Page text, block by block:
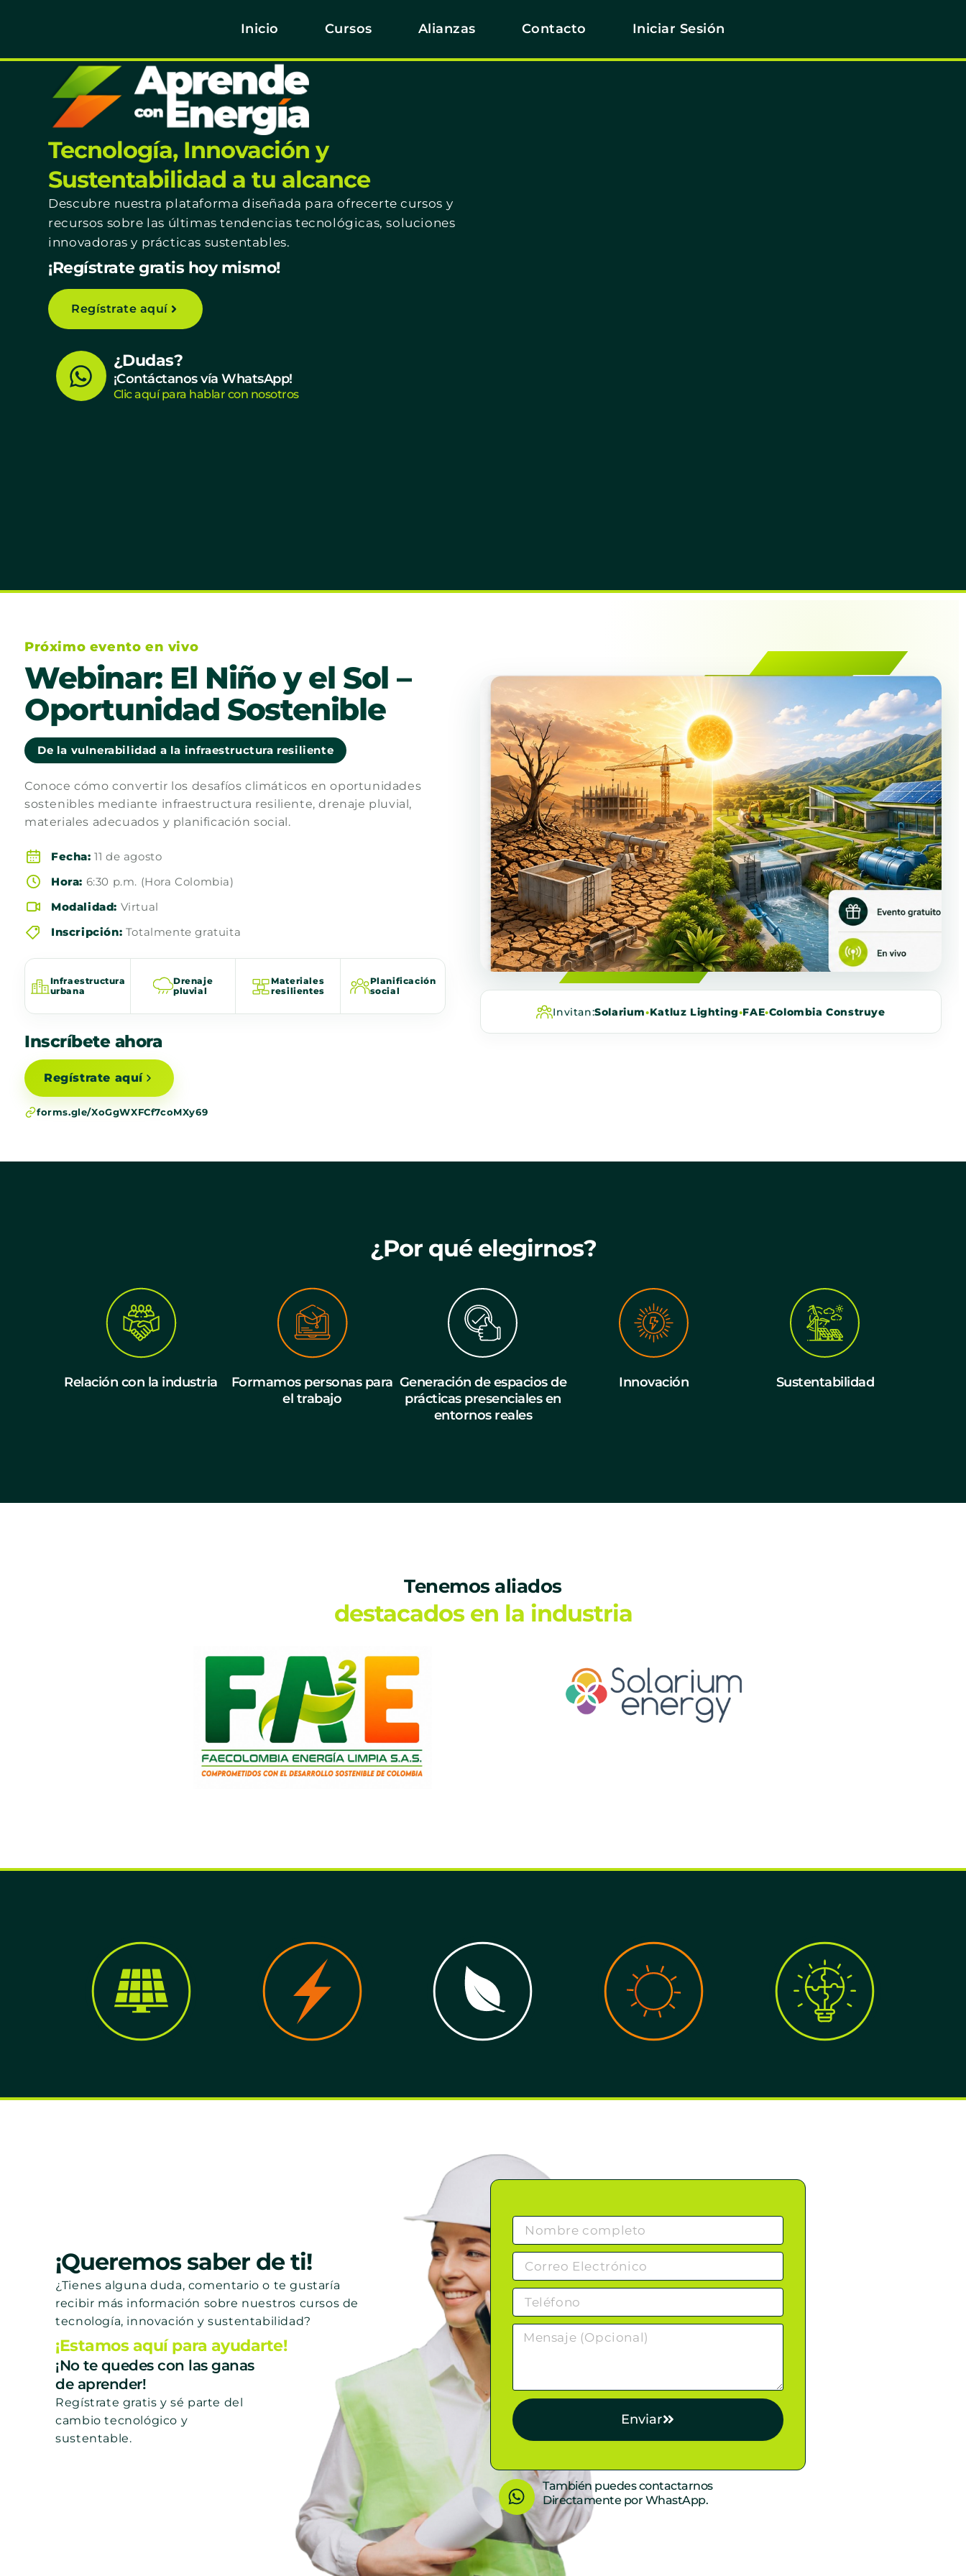
Inicio Cursos Alianzas Contacto Iniciar Sesión
Tecnología, Innovación y
Sustentabilidad a tu alcance
Descubre nuestra plataforma diseñada para ofrecerte cursos y
recursos sobre las últimas tendencias tecnológicas, soluciones
innovadoras y prácticas sustentables.
¡Regístrate gratis hoy mismo!
Regístrate aquí
W
h
¿Dudas?
¡Contáctanos vía WhatsApp!
Clic aquí para hablar con nosotros
Próximo evento en vivo
Webinar: El Niño y el Sol –
Oportunidad Sostenible
De la vulnerabilidad a la infraestructura resiliente
Conoce cómo convertir los desafíos climáticos en oportunidades
sostenibles mediante infraestructura resiliente, drenaje pluvial,
materiales adecuados y planificación social.
Fecha: 11 de agosto
Hora: 6:30 p.m. (Hora Colombia)
Modalidad: Virtual
Inscripción: Totalmente gratuita
Infraestructura
urbana
Drenaje
pluvial
Materiales
resilientes
Planificación
social
Inscríbete ahora
Regístrate aquí
forms.gle/XoGgWXFCf7coMXy69
Invitan:Solarium•Katluz Lighting•FAE•Colombia Construye
¿Por qué elegirnos?
Relación con la industria
Formamos personas para
el trabajo
Generación de espacios de
prácticas presenciales en
entornos reales
Innovación Sustentabilidad
Tenemos aliados
destacados en la industria
¡Queremos saber de ti!
¿Tienes alguna duda, comentario o te gustaría
recibir más información sobre nuestros cursos de
tecnología, innovación y sustentabilidad?
¡Estamos aquí para ayudarte!
¡No te quedes con las ganas
de aprender!
Regístrate gratis y sé parte del
cambio tecnológico y
sustentable.
Enviar
W
h
a
t
También puedes contactarnos
Directamente por WhastApp.